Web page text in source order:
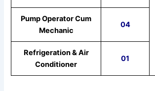
Pump Operator Cum
Mechanic
04
Refrigeration & Air
Conditioner
01